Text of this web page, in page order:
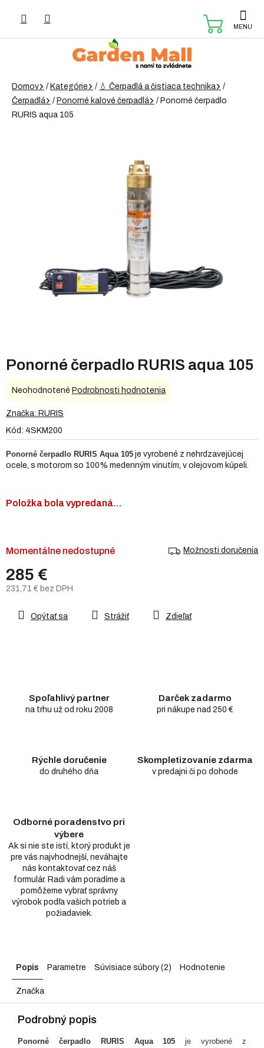
Domov / Kategórie / 💧 Čerpadlá a čistiaca technika
/
Čerpadlá
/ Ponorné kalové čerpadlá / Ponorné čerpadlo
RURIS aqua 105
Ponorné čerpadlo RURIS aqua 105
Kód: 4SKM200
285 €
231,71 € bez DPH
cena:
Momentálne nedostupné Možnosti doručenia
Položka bola vypredaná…
Ponorné čerpadlo RURIS Aqua 105 je vyrobené z nehrdzavejúcej
ocele, s motorom so 100% medenným vinutím, v olejovom kúpeli.
Opýtať sa Strážiť Zdieľať
Spoľahlivý partner
na trhu už od roku 2008
Darček zadarmo
pri nákupe nad 250 €
Rýchle doručenie
do druhého dňa
Skompletizovanie zdarma
v predajni či po dohode
Odborné poradenstvo pri
výbere
Ak si nie ste istí, ktorý produkt je
pre vás najvhodnejší, neváhajte
nás kontaktovať cez náš
formulár. Radi vám poradíme a
pomôžeme vybrať správny
výrobok podľa vašich potrieb a
požiadaviek.
Priemerné
produktu
0,0
5
hviezdičiek.
Neohodnotené Podrobnosti hodnotenia
Značka: RURIS
Popis Parametre Súvisiace súbory (2) Hodnotenie
Značka
Podrobný popis
Ponorné čerpadlo RURIS Aqua 105 je vyrobené z